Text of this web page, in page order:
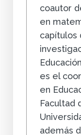
coautor
en
capítulos
es el
en
Facultad
además